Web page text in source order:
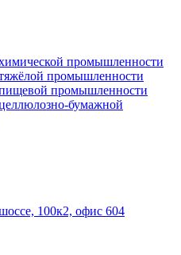
промышленности
промышленности
промышленности
бумажной
100к2, офис 604